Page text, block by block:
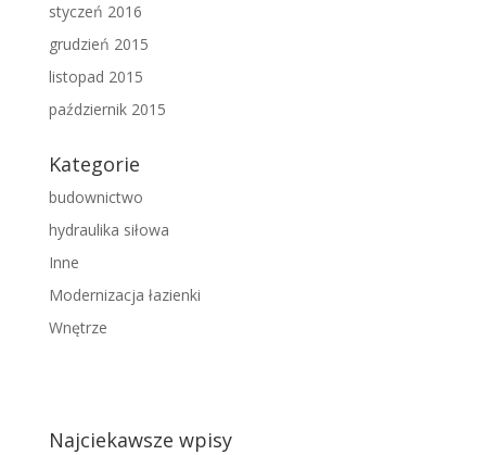
styczeń 2016
grudzień 2015
listopad 2015
październik 2015
Kategorie
budownictwo
hydraulika siłowa
Inne
Modernizacja łazienki
Wnętrze
Najciekawsze wpisy